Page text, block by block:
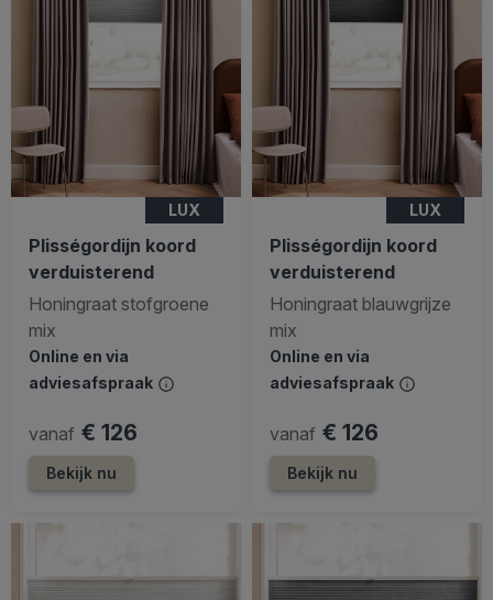
LUX
Plisségordijn koord
verduisterend
Honingraat stofgroene
mix
Online en via
adviesafspraak
vanaf € 126
Bekijk nu
LUX
Plisségordijn koord
verduisterend
Honingraat blauwgrijze
mix
Online en via
adviesafspraak
vanaf € 126
Bekijk nu